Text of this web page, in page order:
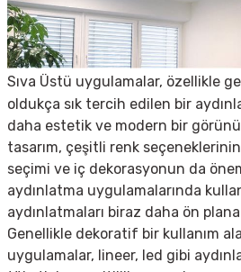
Sıva Üstü uygulamalar, özellikle
oldukça sık tercih edilen bir
daha estetik ve modern bir
tasarım, çeşitli renk
seçimi ve iç dekorasyonun da
aydınlatma uygulamalarında
aydınlatmaları biraz daha ön plana
Genellikle dekoratif bir kullanım
uygulamalar, lineer, led gibi